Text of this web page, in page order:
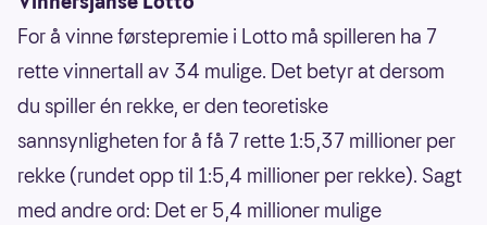
For å vinne førstepremie i Lotto må spilleren ha 7
rette vinnertall av 34 mulige. Det betyr at dersom
du spiller én rekke, er den teoretiske
sannsynligheten for å få 7 rette 1:5,37 millioner per
rekke (rundet opp til 1:5,4 millioner per rekke). Sagt
med andre ord: Det er 5,4 millioner mulige